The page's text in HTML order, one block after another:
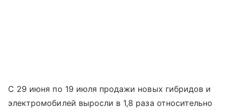
С 29 июня по 19 июля продажи новых гибридов и
электромобилей выросли в 1,8 раза относительно